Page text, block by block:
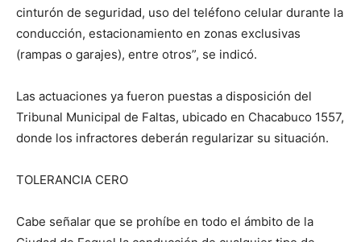
cinturón de seguridad, uso del teléfono celular durante la
conducción, estacionamiento en zonas exclusivas
(rampas o garajes), entre otros”, se indicó.
Las actuaciones ya fueron puestas a disposición del
Tribunal Municipal de Faltas, ubicado en Chacabuco 1557,
donde los infractores deberán regularizar su situación.
TOLERANCIA CERO
Cabe señalar que se prohíbe en todo el ámbito de la